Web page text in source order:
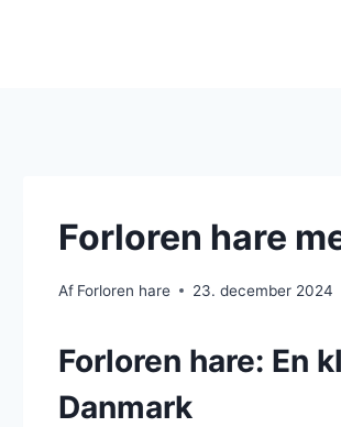
Forloren hare
Af Forloren hare 23. december 2024
Forloren hare: En
Danmark